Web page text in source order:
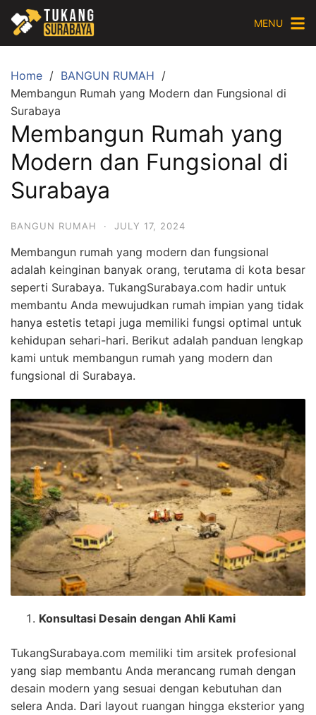
content
MENU
Home
BANGUN RUMAH
Membangun Rumah yang Modern dan Fungsional di
Surabaya
Membangun Rumah yang
Modern dan Fungsional di
Surabaya
BANGUN RUMAH · JULY 17, 2024
Membangun rumah yang modern dan fungsional
adalah keinginan banyak orang, terutama di kota besar
seperti Surabaya. TukangSurabaya.com hadir untuk
membantu Anda mewujudkan rumah impian yang tidak
hanya estetis tetapi juga memiliki fungsi optimal untuk
kehidupan sehari-hari. Berikut adalah panduan lengkap
kami untuk membangun rumah yang modern dan
fungsional di Surabaya.
Konsultasi Desain dengan Ahli Kami
TukangSurabaya.com memiliki tim arsitek profesional
yang siap membantu Anda merancang rumah dengan
desain modern yang sesuai dengan kebutuhan dan
selera Anda. Dari layout ruangan hingga eksterior yang